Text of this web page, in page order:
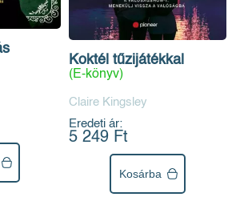
Koktél tűzijátékkal
(E-könyv)
Claire Kingsley
Eredeti ár:
5 249 Ft
Kosárba